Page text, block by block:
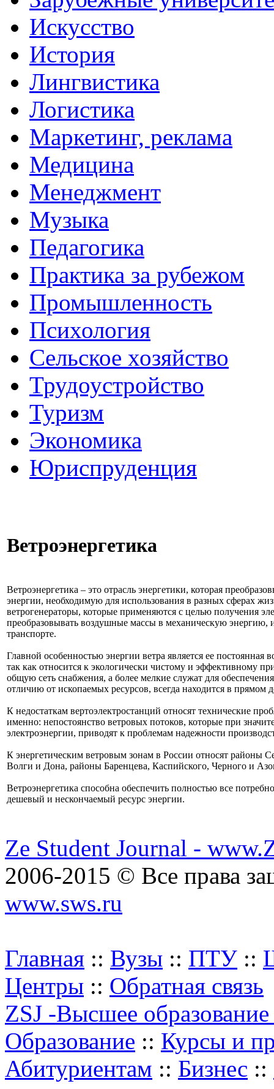
Искусство
История
Лингвистика
Логистика
Маркетинг, реклама
Медицина
Менеджмент
Музыка
Педагогика
Практика за рубежом
Промышленность
Психология
Сельское хозяйство
Трудоустройство
Туризм
Экономика
Юриспруденция
Ветроэнергетика
Ветроэнергетика – это отрасль энергетики, которая
энергии, необходимую для использования в разных сферах
ветрогенераторы, которые применяются с целью получения
преобразовывать воздушные массы в механическую
транспорте.
Главной особенностью энергии ветра является ее
так как относится к экологически чистому и эффективному
общую сеть снабжения, а более мелкие служат для
отличию от ископаемых ресурсов, всегда находится в прямом
К недостаткам вертоэлектростанций относят технические
именно: непостоянство ветровых потоков, которые при
электроэнергии, приводят к проблемам надежности
К энергетическим ветровым зонам в России относят районы
Волги и Дона, районы Баренцева, Каспийского, Черного и
Ветроэнергетика способна обеспечить полностью все
дешевый и нескончаемый ресурс энергии.
Ze Student Journal -
2006-2015 © Все права
www.sws.ru
Главная :: Вузы :: ПТУ ::
Центры :: Обратная связь
ZSJ -Высшее
Образование :: Курсы и
Абитуриентам :: Бизнес ::